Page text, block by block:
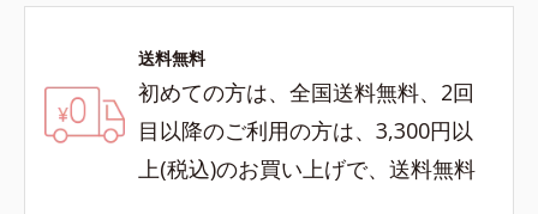
送料無料
初めての方は、全国送料無料、2回
目以降のご利用の方は、3,300円以
上(税込)のお買い上げで、送料無料